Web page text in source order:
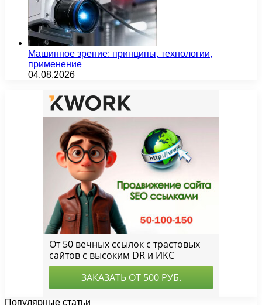
Машинное зрение: принципы, технологии,
применение
04.08.2026
Популярные статьи